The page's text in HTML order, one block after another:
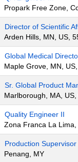
Propark Free Zone,
Director of Scientific
Arden Hills, MN, US,
Global Medical
Maple Grove, MN, US,
Sr. Global Product
Marlborough, MA,
Quality Engineer II
Zona Franca La Lima,
Production Supervisor
Penang, MY